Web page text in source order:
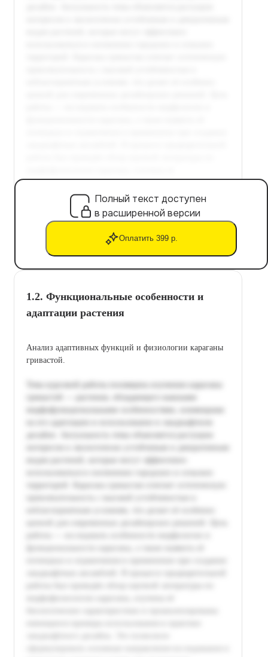
Полный текст доступен
в расширенной версии
Оплатить 399 р.
1.2. Функциональные особенности и
адаптации растения
Анализ адаптивных функций и физиологии караганы
гривастой.